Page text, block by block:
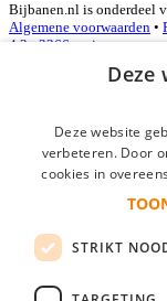
Bijbanen.nl is onderdeel
Algemene voorwaarden •
4.3 - 3366 reviews
Inloggen als
*
login gegevens
login
Deze
Deze website
verbeteren. Door
cookies in
STRIKT